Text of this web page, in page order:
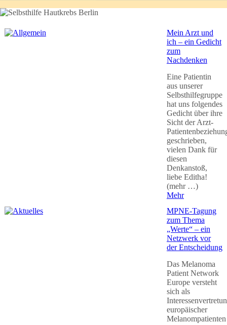
Mein Arzt und
ich – ein Gedicht
zum
Nachdenken
Eine Patientin
aus unserer
Selbsthilfegruppe
hat uns folgendes
Gedicht über ihre
Sicht der Arzt-
geschrieben,
vielen Dank für
diesen
Denkanstoß,
liebe Editha!
(mehr …)
Mehr
MPNE-Tagung
zum Thema
„Werte“ – ein
Netzwerk vor
der Entscheidung
Das Melanoma
Patient Network
Europe versteht
sich als
europäischer
Melanompatienten